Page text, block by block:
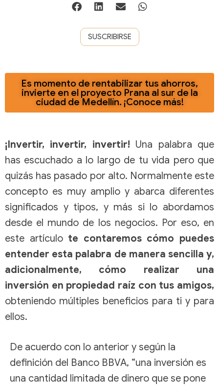
SUSCRIBIRSE
Es momento de rentabilizar tus ahorros,
invierte en el proyecto Prana al sur de la
ciudad de Medellín. ¡Conoce más!
¡Invertir, invertir, invertir! Una palabra que
has escuchado a lo largo de tu vida pero que
quizás has pasado por alto. Normalmente este
concepto es muy amplio y abarca diferentes
significados y tipos, y más si lo abordamos
desde el mundo de los negocios. Por eso, en
este artículote contaremos cómo puedes
entender esta palabra de manera sencilla y,
adicionalmente, cómo realizar una
inversión en propiedad raíz con tus amigos,
obteniendo múltiples beneficios para ti y para
ellos.
De acuerdo con lo anterior y según la
definición del Banco BBVA, “una inversión es
una cantidad limitada de dinero que se pone